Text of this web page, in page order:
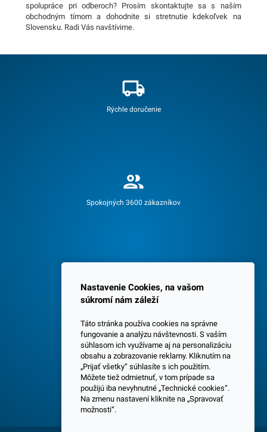
spolupráce pri odberoch? Prosím skontaktujte sa s naším
obchodným tímom a dohodnite si stretnutie kdekoľvek na
Slovensku. Radi Vás navštívime.
Rýchle doručenie
Spokojných 3600 zákazníkov
Centrála a predajňa v Senci
Odborné poradenstvo
Nastavenie Cookies, na vašom
súkromí nám záleží
Táto stránka používa cookies na správne
fungovanie a analýzu návštevnosti. S vaším
súhlasom ich využívame aj na personalizáciu
obsahu a zobrazovanie reklamy. Kliknutím na
„Prijať všetky“ súhlasíte s ich použitím.
Môžete tiež odmietnuť, v tom prípade sa
použijú iba nevyhnutné „Technické cookies“.
Na zmenu nastavení kliknite na „Spravovať
možnosti“.